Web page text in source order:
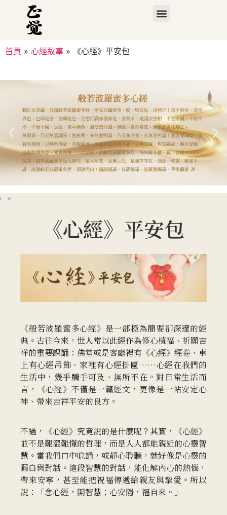
首頁 » 心經故事 » 《心經》平安包
《心經》平安包
《般若波羅蜜多心經》是一部極為簡要卻深邃的經
典。古往今來，世人常以此經作為修心植福、祈願吉
祥的重要課誦：佛堂或是客廳裡有《心經》經卷、車
上有心經吊飾、家裡有心經掛匾……心經在我們的
生活中，幾乎觸手可及、無所不在。對日常生活而
言，《心經》不僅是一篇經文，更像是一帖安定心
神、帶來吉祥平安的良方。
不過，《心經》究竟說的是什麼呢？其實，《心經》
並不是艱澀難懂的哲理，而是人人都能親近的心靈智
慧。當我們口中唸誦，或靜心聆聽，就好像是心靈的
獨白與對話。這段智慧的對話，能化解內心的熱惱，
帶來安寧，甚至能把祝福傳遞給親友與摯愛。所以
說：「念心經，開智慧；心安隱，福自來。」